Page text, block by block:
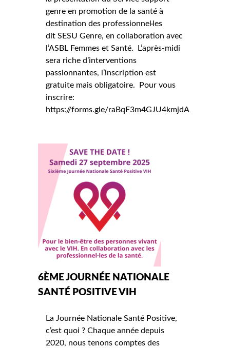
genre en promotion de la santé à
destination des professionnel·les
dit SESU Genre, en collaboration avec
l’ASBL Femmes et Santé. L’après-midi
sera riche d’interventions
passionnantes, l’inscription est
gratuite mais obligatoire. Pour vous
inscrire:
https://forms.gle/raBqF3m4GJU4kmjdA
6ÈME JOURNÉE NATIONALE
SANTÉ POSITIVE VIH
La Journée Nationale Santé Positive,
c’est quoi ? Chaque année depuis
2020, nous tenons comptes des